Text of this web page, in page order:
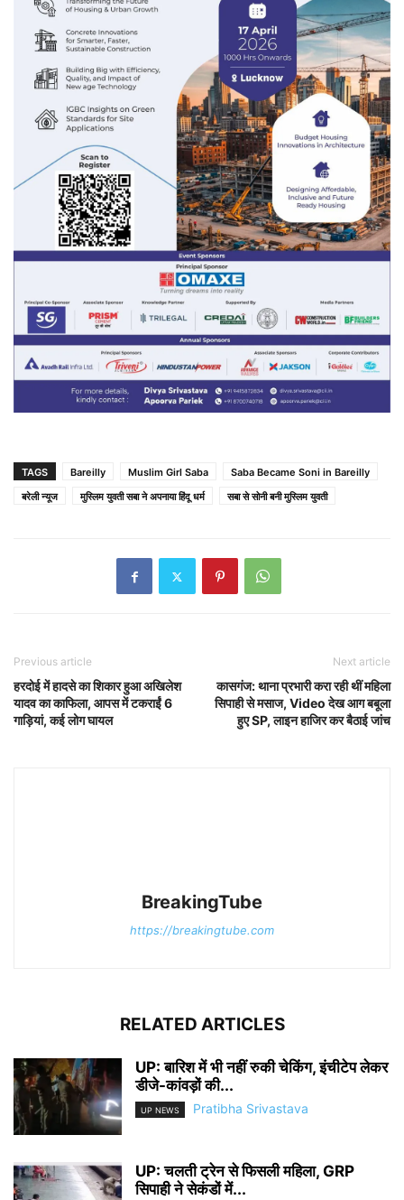
TAGS Bareilly Muslim Girl Saba
Saba Became Soni in Bareilly
बरेली न्यूज
मुस्लिम युवती सबा ने अपनाया हिंदू धर्म सबा से सोनी बनी मुस्लिम युवती
Previous article
हरदोई में हादसे का शिकार हुआ अखिलेश
यादव का काफिला, आपस में टकराईं 6
गाड़ियां, कई लोग घायल
Next article
कासगंज: थाना प्रभारी करा रही थीं महिला
सिपाही से मसाज, Video देख आग बबूला
हुए SP, लाइन हाजिर कर बैठाई जांच
BreakingTube
https://breakingtube.com
RELATED ARTICLES
UP: बारिश में भी नहीं रुकी चेकिंग, इंचीटेप लेकर
डीजे-कांवड़ों की...
UP NEWS Pratibha Srivastava
UP: चलती ट्रेन से फिसली महिला, GRP
सिपाही ने सेकंडों में...